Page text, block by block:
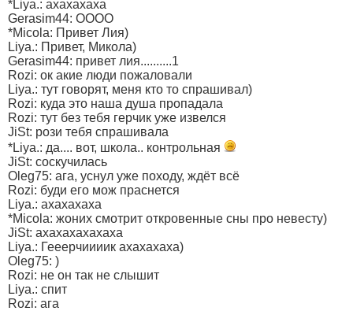
*Liya.: ахахахаха
Gerasim44: ОООО
*Micola: Привет Лия)
Liya.: Привет, Микола)
Gerasim44: привет лия..........1
Rozi: ок акие люди пожаловали
Liya.: тут говорят, меня кто то спрашивал)
Rozi: куда это наша душа пропадала
Rozi: тут без тебя герчик уже извелся
JiSt: рози тебя спрашивала
*Liya.: да.... вот, школа.. контрольная
JiSt: соскучилась
Oleg75: ага, уснул уже походу, ждёт всё
Rozi: буди его мож праснется
Liya.: ахахахаха
*Micola: жоних смотрит откровенные сны про невесту)
JiSt: ахахахахахаха
Liya.: Гееерчиииик ахахахаха)
Oleg75: )
Rozi: не он так не слышит
Liya.: спит
Rozi: ага